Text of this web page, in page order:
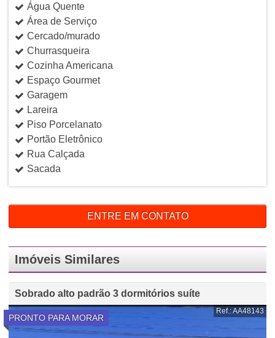
Água Quente
Área de Serviço
Cercado/murado
Churrasqueira
Cozinha Americana
Espaço Gourmet
Garagem
Lareira
Piso Porcelanato
Portão Eletrônico
Rua Calçada
Sacada
ENTRE EM CONTATO
Imóveis Similares
Sobrado alto padrão 3 dormitórios suíte
PRONTO PARA MORAR
Ref.: AA48143